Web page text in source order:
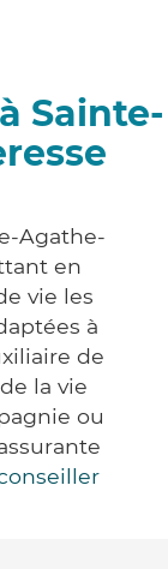
Sainte-
Agathe-
en
vie les
à
de
la vie
ou